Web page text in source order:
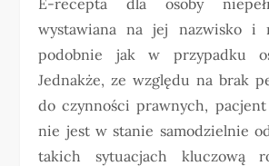
wystawiana na jej nazwisko i
podobnie jak w przypadku
Jednakże, ze względu na brak
do czynności prawnych,
nie jest w stanie samodzielnie
takich sytuacjach kluczową